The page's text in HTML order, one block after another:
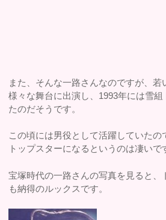
また、そんな一路さんなのですが、若
様々な舞台に出演し、1993年には雪
たのだそうです。
この頃には男役として活躍していたの
トップスターになるというのは凄いで
宝塚時代の一路さんの写真を見ると、
も納得のルックスです。